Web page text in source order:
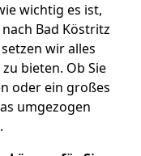
wichtig es ist,
Bad Köstritz
wir alles
bieten. Ob Sie
oder ein großes
umgezogen